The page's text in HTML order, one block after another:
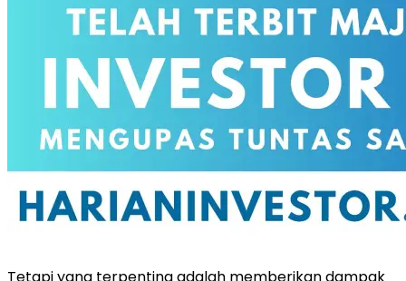
Tetapi yang terpenting adalah memberikan dampak